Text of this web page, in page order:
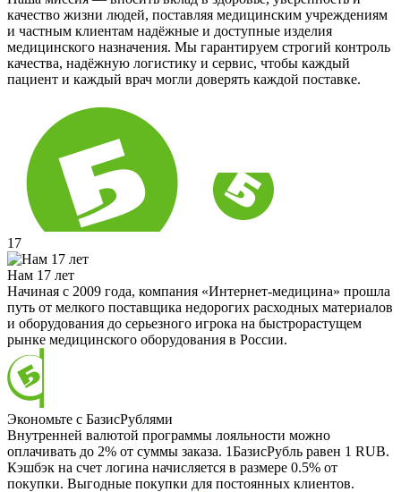
качество жизни людей, поставляя медицинским учреждениям
и частным клиентам надёжные и доступные изделия
медицинского назначения. Мы гарантируем строгий контроль
качества, надёжную логистику и сервис, чтобы каждый
пациент и каждый врач могли доверять каждой поставке.
17
Нам 17 лет
Начиная с 2009 года, компания «Интернет-медицина» прошла
путь от мелкого поставщика недорогих расходных материалов
и оборудования до серьезного игрока на быстрорастущем
рынке медицинского оборудования в России.
Экономьте с БазисРублями
Внутренней валютой программы лояльности можно
оплачивать до 2% от суммы заказа. 1БазисРубль равен 1 RUB.
Кэшбэк на счет логина начисляется в размере 0.5% от
покупки. Выгодные покупки для постоянных клиентов.